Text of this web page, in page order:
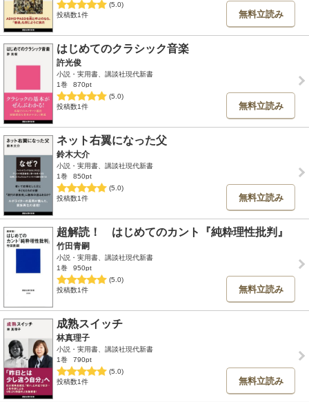
(5.0)
投稿数1件
無料立読み
はじめてのクラシック音楽
許光俊
小説・実用書、講談社現代新書
1巻
870pt
(5.0)
投稿数1件
無料立読み
ネット右翼になった父
鈴木大介
小説・実用書、講談社現代新書
1巻
850pt
(5.0)
投稿数1件
無料立読み
超解読！ はじめてのカント『純粋理性批判』
竹田青嗣
小説・実用書、講談社現代新書
1巻
950pt
(5.0)
投稿数1件
無料立読み
成熟スイッチ
林真理子
小説・実用書、講談社現代新書
1巻
790pt
(5.0)
投稿数1件
無料立読み